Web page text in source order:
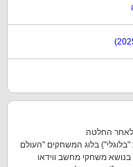
הבאים ל'גיימפאד'! במרץ 2007, לאחר החלטה
בלוג המשחקים "העולם
בנושא משחקי מחשב ווידאו